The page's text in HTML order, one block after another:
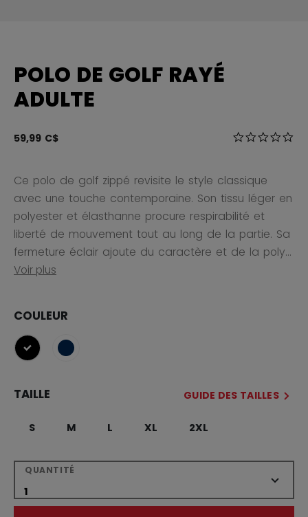
POLO DE GOLF RAYÉ
ADULTE
59,99 C$ 5 sur 5
Ce polo de golf zippé revisite le style classique
avec une touche contemporaine. Son tissu léger en
polyester et élasthanne procure respirabilité et
liberté de mouvement tout au long de la partie. Sa
fermeture éclair ajoute du caractère et de la poly...
Voir plus
COULEUR
sélectionné
TAILLE GUIDE DES TAILLES
S M L XL 2XL
QUANTITÉ